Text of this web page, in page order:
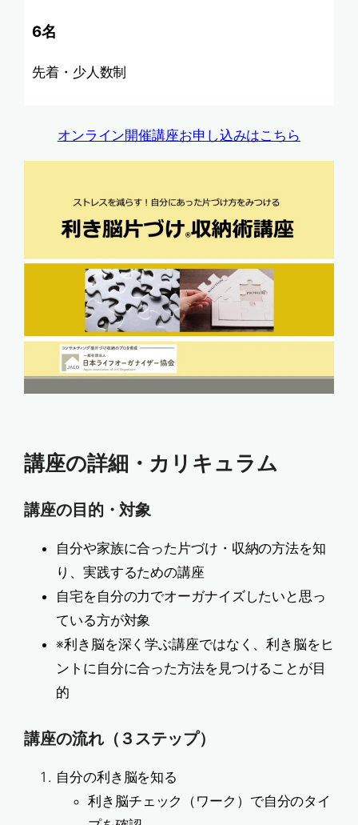
6名
先着・少人数制
オンライン開催講座お申し込みはこちら
講座の詳細・カリキュラム
講座の目的・対象
自分や家族に合った片づけ・収納の方法を知
り、実践するための講座
自宅を自分の力でオーガナイズしたいと思っ
ている方が対象
※利き脳を深く学ぶ講座ではなく、利き脳をヒ
ントに自分に合った方法を見つけることが目
的
講座の流れ（３ステップ）
自分の利き脳を知る
利き脳チェック（ワーク）で自分のタイ